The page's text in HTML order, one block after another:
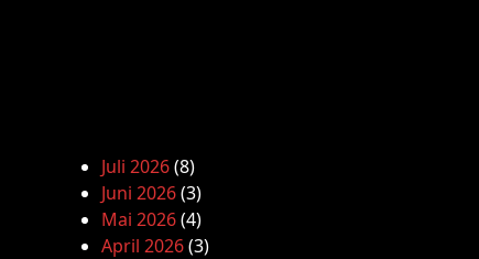
Juli 2026(8)
Juni 2026(3)
Mai 2026(4)
April 2026(3)